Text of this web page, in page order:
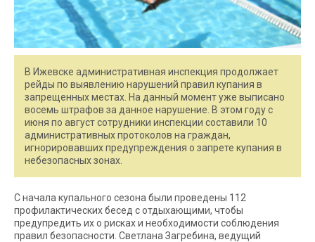
В Ижевске административная инспекция продолжает
рейды по выявлению нарушений правил купания в
запрещенных местах. На данный момент уже выписано
восемь штрафов за данное нарушение. В этом году с
июня по август сотрудники инспекции составили 10
административных протоколов на граждан,
игнорировавших предупреждения о запрете купания в
небезопасных зонах.
С начала купального сезона были проведены 112
профилактических бесед с отдыхающими, чтобы
предупредить их о рисках и необходимости соблюдения
правил безопасности. Светлана Загребина, ведущий